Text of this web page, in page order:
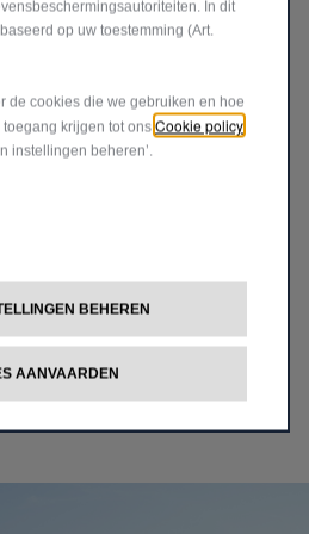
met producten die net zo
gamma wagens! Ontdek
beste bij je passen.
MEER
In dit
op uw toestemming (Art.
de cookies die we gebruiken en hoe
krijgen tot ons Cookie policy
instellingen beheren’.
BEHEREN
AANVAARDEN